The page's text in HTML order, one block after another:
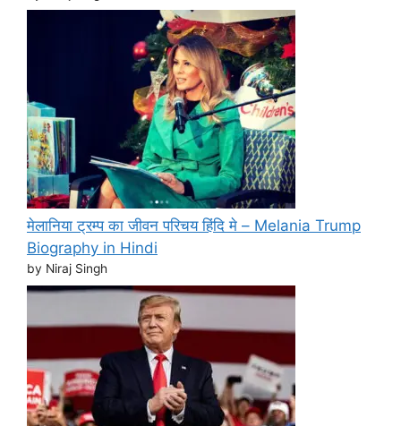
मेलानिया ट्रम्प का जीवन परिचय हिंदि मे – Melania Trump
Biography in Hindi
by Niraj Singh